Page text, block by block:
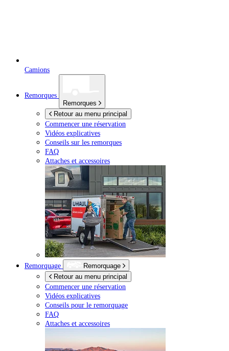
Camions
Remorques
Remorques
Retour au menu principal
Commencer une réservation
Vidéos explicatives
Conseils sur les remorques
FAQ
Attaches et accessoires
Remorquage
Remorquage
Retour au menu principal
Commencer une réservation
Vidéos explicatives
Conseils pour le remorquage
FAQ
Attaches et accessoires